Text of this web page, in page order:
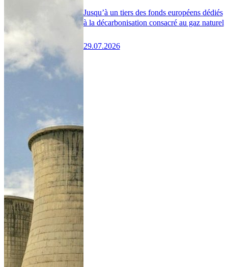
Jusqu’à un tiers des fonds européens dédiés
à la décarbonisation consacré au gaz naturel
29.07.2026